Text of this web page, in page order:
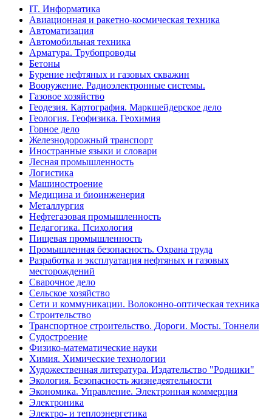
IT. Информатика
Авиационная и ракетно-космическая техника
Автоматизация
Автомобильная техника
Арматура. Трубопроводы
Бетоны
Бурение нефтяных и газовых скважин
Вооружение. Радиоэлектронные системы.
Газовое хозяйство
Геодезия. Картография. Маркшейдерское дело
Геология. Геофизика. Геохимия
Горное дело
Железнодорожный транспорт
Иностранные языки и словари
Лесная промышленность
Логистика
Машиностроение
Медицина и биоинженерия
Металлургия
Нефтегазовая промышленность
Педагогика. Психология
Пищевая промышленность
Промышленная безопасность. Охрана труда
Разработка и эксплуатация нефтяных и газовых
месторождений
Сварочное дело
Сельское хозяйство
Сети и коммуникации. Волоконно-оптическая техника
Строительство
Транспортное строительство. Дороги. Мосты. Тоннели
Судостроение
Физико-математические науки
Химия. Химические технологии
Художественная литература. Издательство "Родники"
Экология. Безопасность жизнедеятельности
Экономика. Управление. Электронная коммерция
Электроника
Электро- и теплоэнергетика